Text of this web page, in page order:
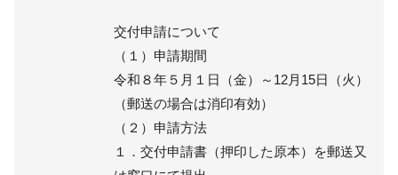
交付申請について
（１）申請期間
令和８年５月１日（金）～12月15日（火）
（郵送の場合は消印有効）
（２）申請方法
１．交付申請書（押印した原本）を郵送又